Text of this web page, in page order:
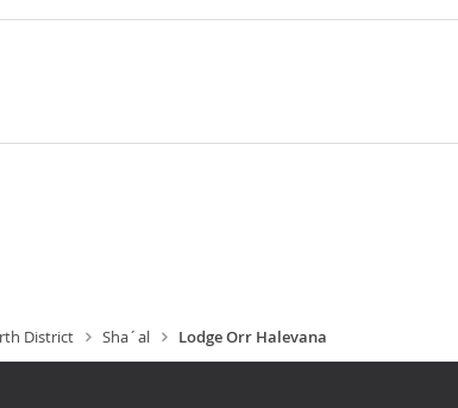
District Sha´al Lodge Orr Halevana